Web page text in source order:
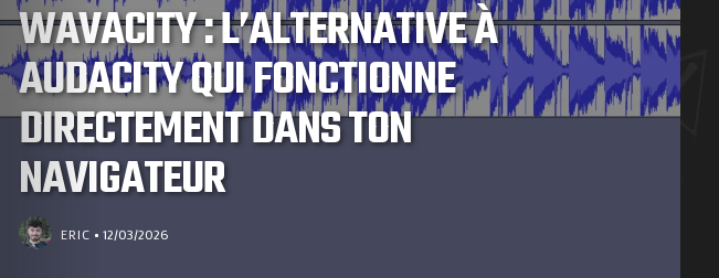
WAVACITY : L’ALTERNATIVE À
AUDACITY QUI FONCTIONNE
DIRECTEMENT DANS TON
NAVIGATEUR
ERIC 12/03/2026